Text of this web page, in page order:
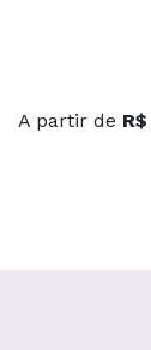
A partir de